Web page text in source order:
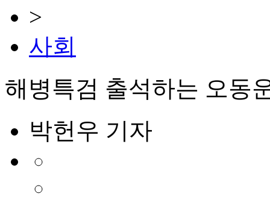
>
사회
해병특검 출석하는 오동
박헌우 기자